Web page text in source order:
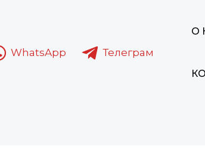
WhatsApp Телеграм
О